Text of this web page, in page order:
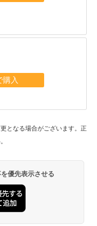
となる場合がございます。正
優先表示させる